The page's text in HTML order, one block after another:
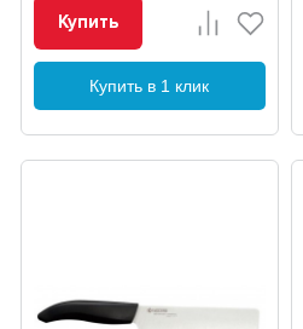
Купить
Купить в 1 клик